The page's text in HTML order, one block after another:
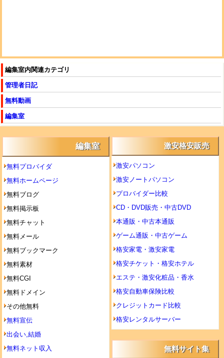
編集室内関連カテゴリ
管理者日記
無料動画
編集室
編集室
無料プロバイダ
無料ホームページ
無料ブログ
無料掲示板
無料チャット
無料メール
無料ブックマーク
無料素材
無料CGI
無料ドメイン
その他無料
無料宣伝
出会い,結婚
無料ネット収入
激安格安販売
激安パソコン
激安ノートパソコン
プロバイダー比較
CD・DVD販売・中古DVD
本通販・中古本通販
ゲーム通販・中古ゲーム
格安家電・激安家電
格安チケット・格安ホテル
エステ・激安化粧品・香水
格安自動車保険比較
クレジットカード比較
格安レンタルサーバー
無料サイト集